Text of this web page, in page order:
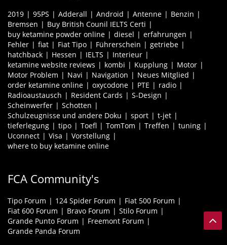
2019 95PS Adderall Android Antenne
Benzin
Bremsen
Buy British Counil IELTS Certi
buy ketamine powder online
diesel
erfahrungen
Fehler
fiat Fiat Tipo Führerschein
getriebe
hatchback
Hessen IELTS
Interieur
ketamine website reviews
kombi Kupplung
Motor
Motor Problem
Navi Navigation
Neues Mitglied
order ketamine online
oxycodone PTE
radio
Radioaustausch
Resident Cards
S-Design
Scheinwerfer
Schotten
Schulzeugnisse und andere Doku
sport
t-jet
tieferlegung
tipo Toefl TomTom Treffen
tuning
Uconnect
Visa
Vorstellung
where to buy ketamine online
FCA Community's
Tipo Forum 124 Spider Forum
Fiat 500 Forum
Fiat 600 Forum
Bravo Forum
Stilo Forum
Grande Punto Forum
Freemont Forum
Grande Panda Forum